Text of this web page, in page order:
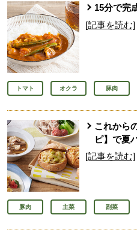
15分で完
[記事を読む]
トマト オクラ 豚肉
これから
ピ】で夏
[記事を読む]
豚肉 主菜 副菜